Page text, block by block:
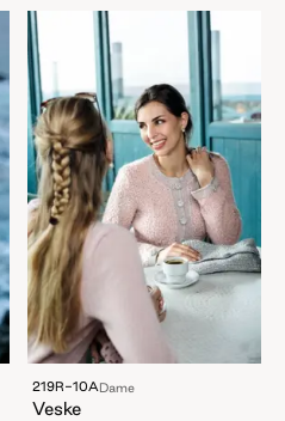
219R-10ADame
Veske